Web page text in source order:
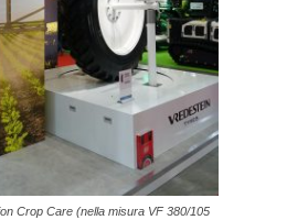
Crop Care (nella misura VF 380/105